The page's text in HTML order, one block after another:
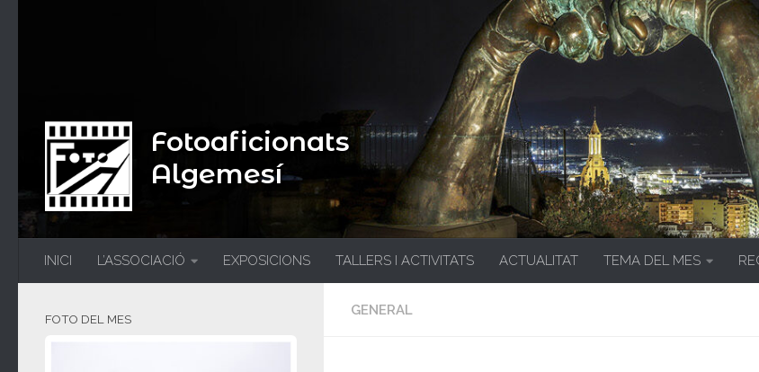
Fotoaficionats
Algemesí
INICI L’ASSOCIACIÓ EXPOSICIONS TALLERS I ACTIVITATS ACTUALITAT TEMA DEL MES
GENERAL
FOTO DEL MES